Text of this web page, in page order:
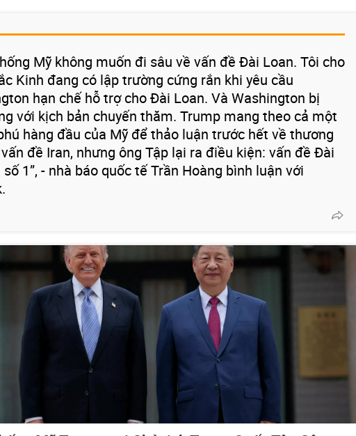
Mỹ không muốn đi sâu về vấn đề Đài Loan. Tôi cho
Kinh đang có lập trường cứng rắn khi yêu cầu
hạn chế hỗ trợ cho Đài Loan. Và Washington bị
với kịch bản chuyến thăm. Trump mang theo cả một
hàng đầu của Mỹ để thảo luận trước hết về thương
đề Iran, nhưng ông Tập lại ra điều kiện: vấn đề Đài
1”, - nhà báo quốc tế Trần Hoàng bình luận với